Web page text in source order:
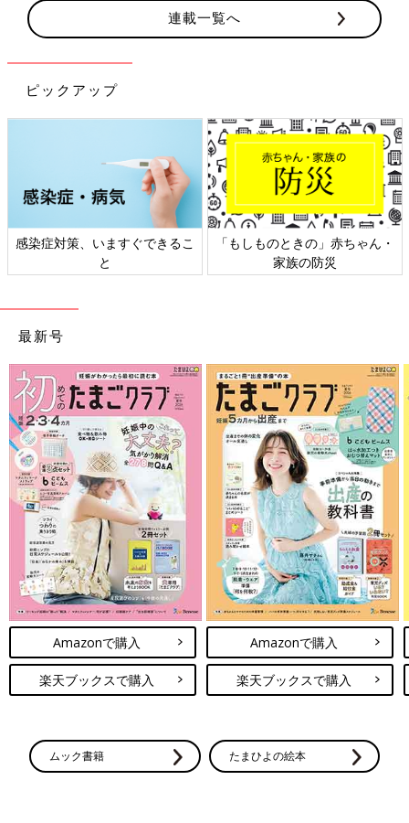
す。もし壁から頭が離れているようだったらスマホ首＝ストレー
トネックの可能性があります。
る方は、これ以上ひどくならないように毎日改善ストレッチを心
自分でできるスマホ首の簡単予防・改善ストレッチ
スマホ首の予防・改善は「首の可動域を広げる」ことが大切で
す。首のストレッチを行い、筋肉をほぐして可動域を広げましょ
う。
組んで下を向きます胸に顎を近づけるように首の後ろを伸ばしま
す。手の重さを感じながら５秒伸ばします。これを３回繰り返し
ます。
（2） 首の後屈・・・両手を組んで親指を立てます。親指を顎の
下につけて顎を押しながら頭を後ろに倒しまします。首がつまら
ないところ、苦しくないところでストップして５秒静止します。
これを３回繰り返します。この時腰が反らないように姿勢をまっ
すぐにして行いましょう。
（3） 首の側屈・・・両手を下げて肩の力を抜きます。首を真横
に傾けて耳を肩に近づけます。首を倒した方の手を頭にかけて重
さを感じながら５秒伸ばします。これを左右３回ずつ繰り返しま
す。
（4） 首の回旋・・・肩の力を抜いて首を長い状態にします。ゆ
っくり首の根元から回します。凝りを感じたり詰まりを感じたら
無理せず気持ちのいい程度に回していきます。反対回しも同様に
行います。
（5） 肩甲骨を動かす・・・両手の指先をそれぞれの肩におきま
す。指を肩につけたまま肘を前から後ろへ５回、後ろから前へ５
回大きく回します。肩甲骨を動かすという意識をもちながら大き
く回しましょう。
スマホ首にならないために日頃から注意したいこと
連載一覧へ
ピックアップ
すぐできるこ
「もしものときの」赤ちゃん・
日本外来小児科
最新号
Amazonで購入
楽天ブックスで購入
Amazonで購入
楽天ブックスで購入
ムック書籍 たまひよの絵本